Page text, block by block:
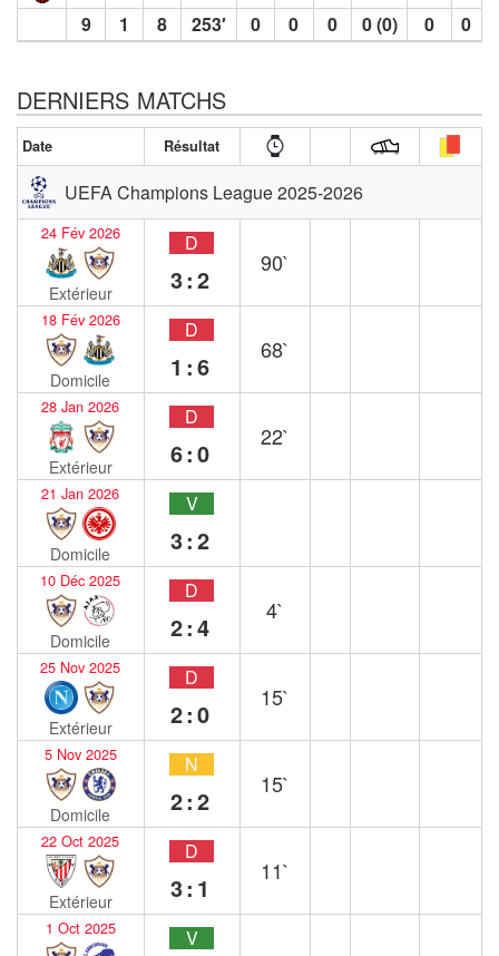
9
1 8 253′ 0 0 0 0 (0) 0 0
DERNIERS MATCHS
Date Résultat
UEFA Champions League 2025-2026
24 Fév 2026
Extérieur
D
3:2
90`
18 Fév 2026
Domicile
D
1:6
68`
28 Jan 2026
Extérieur
D
6:0
22`
21 Jan 2026
Domicile
V
3:2
10 Déc 2025
Domicile
D
2:4
4`
25 Nov 2025
Extérieur
D
2:0
15`
5 Nov 2025
Domicile
N
2:2
15`
22 Oct 2025
Extérieur
D
3:1
11`
1 Oct 2025 V